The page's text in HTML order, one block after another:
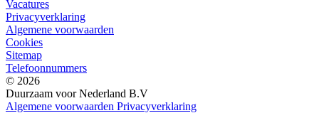
Vacatures
Privacyverklaring
Algemene voorwaarden
Cookies
Sitemap
Telefoonnummers
© 2026
Duurzaam voor Nederland B.V
Algemene voorwaarden Privacyverklaring